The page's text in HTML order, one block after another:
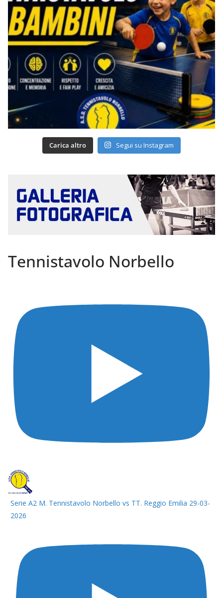
Carica altro Segui su Instagram
Tennistavolo Norbello
Serie A2 M. Tennistavolo Norbello vs TT. Reggio Emilia 29-03-
2026